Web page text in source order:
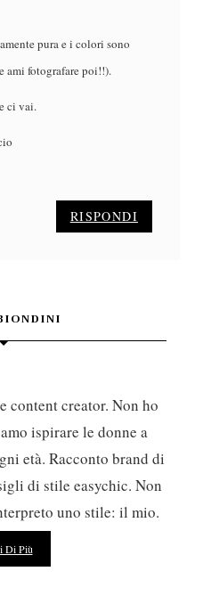
pura e i colori sono
ami fotografare poi!!).
ci vai.
RISPONDI
content creator. Non ho
ispirare le donne a
età. Racconto brand di
di stile easychic. Non
uno stile: il mio.
Di Più